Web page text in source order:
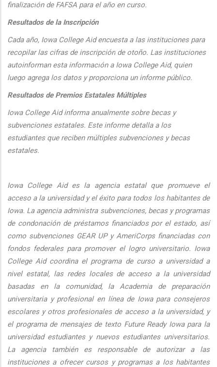
finalización de FAFSA para el año en curso.
Resultados de la Inscripción
Cada año, Iowa College Aid encuesta a las instituciones para
recopilar las cifras de inscripción de otoño. Las instituciones
autoinforman esta información a Iowa College Aid, quien
luego agrega los datos y proporciona un informe público.
Resultados de Premios Estatales Múltiples
Iowa College Aid informa anualmente sobre becas y
subvenciones estatales. Este informe detalla a los
estudiantes que reciben múltiples subvenciones y becas
estatales.
Iowa College Aid es la agencia estatal que promueve el
acceso a la universidad y el éxito para todos los habitantes de
Iowa. La agencia administra subvenciones, becas y programas
de condonación de préstamos financiados por el estado, así
como subvenciones GEAR UP y AmeriCorps financiadas con
fondos federales para promover el logro universitario. Iowa
College Aid coordina el programa de curso a universidad a
nivel estatal, las redes locales de acceso a la universidad
basadas en la comunidad, la Academia de preparación
universitaria y profesional en línea de Iowa para consejeros
escolares y otros profesionales de acceso a la universidad, y
el programa de mensajes de texto Future Ready Iowa para la
universidad estudiantes y nuevos estudiantes universitarios.
La agencia también es responsable de autorizar a las
instituciones a ofrecer cursos y programas a los habitantes